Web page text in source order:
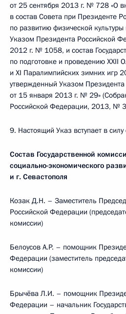
от 25 сентября 2013 г. № 728 «О
в состав Совета при Президенте
по развитию физической
Указом Президента Российской
2012 г. № 1058, и состав
по подготовке и проведению XXII
и XI Паралимпийских зимних игр
утвержденный Указом
от 15 января 2013 г. № 29»
Российской Федерации, 2013, №
9. Настоящий Указ вступает в
Состав Государственной
социально-экономического
и г. Севастополя
Козак Д.Н. – Заместитель
Российской Федерации
комиссии)
Белоусов А.Р. – помощник
Федерации (заместитель
комиссии)
Брычёва Л.И. – помощник
Федерации – начальник